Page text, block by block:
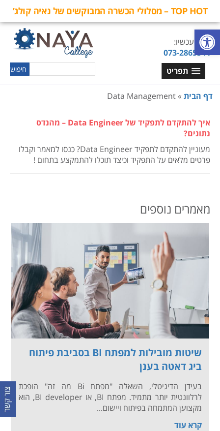
פתח סרגל נגישות
TOP HOT – מסלולי הכשרה המבוקשים של נאיה קולג’
חייגו עכשיו:
073-2865544
תפריט
דף הבית »
Data Management
איך להתקדם לתפקיד של Data Engineer – מהנדס
נתונים?
מעוניין להתקדם לתפקיד Data Engineer? כנסו למאמר וקבלו
פרטים מלאים על התפקיד וכיצד תוכלו להתמקצע בתחום !
מאמרים נוספים
שיטות מובילות למפתח BI בסביבת פיתוח
ביג דאטה בענן
בעידן הדיגיטלי, השאלה "מפתח Bi מה זה" הופכת
לרלוונטית יותר מתמיד. מפתח BI, או BI developer, הוא
מקצוען המתמחה בפיתוח ויישום...
קרא עוד